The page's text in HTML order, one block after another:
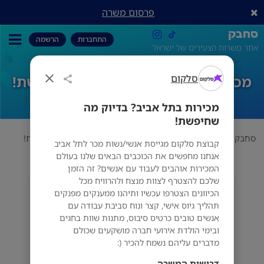
סלקום
מכירות בתל אביב? בדיוק מה
שחיפשת!
קבוצת סלקום מגייסת אנשי/נשות מכר לתל אביב
אנחנו מחפשים את הכוכבים הבאים שלנו בעולם
המכירות אוהבים לעבוד עם אנשים? זה הזמן
שלכם להצטרף לצוות מנצח ולהרוויח מכל
הכיוונים הצטרפו עכשיו ותיהנו ממענקים מפנקים
תהליך גיוס אישי, קצר ונוח סביבת עבודה עם
אנשים טובים כרטיס סיבוס, מתנות שוות בחגים
ובימי הולדת אירועי חברה מושקעים שכולם
מדברים עליהם נשמח להכיר (:
פרסום משרה
סחבק
אתר משרות הצעירים של ישראל
התחברות הרשמה
מכירות בתל אביב? בדיוק מה שחיפשת!
סחבק סלקום מכירות בתל אביב? בדיוק מה שחיפשת!
סלקום
מס' אזורים